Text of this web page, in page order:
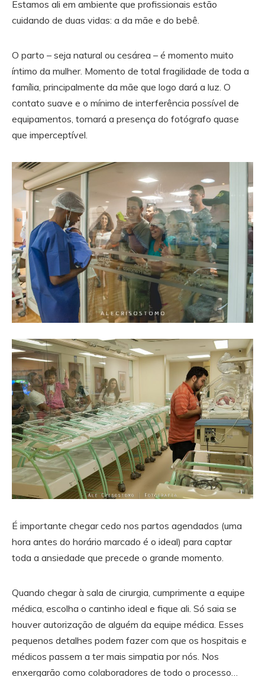
Estamos ali em ambiente que profissionais estão
cuidando de duas vidas: a da mãe e do bebê.
O parto – seja natural ou cesárea – é momento muito
íntimo da mulher. Momento de total fragilidade de toda a
família, principalmente da mãe que logo dará a luz. O
contato suave e o mínimo de interferência possível de
equipamentos, tornará a presença do fotógrafo quase
que imperceptível.
É importante chegar cedo nos partos agendados (uma
hora antes do horário marcado é o ideal) para captar
toda a ansiedade que precede o grande momento.
Quando chegar à sala de cirurgia, cumprimente a equipe
médica, escolha o cantinho ideal e fique ali. Só saia se
houver autorização de alguém da equipe médica. Esses
pequenos detalhes podem fazer com que os hospitais e
médicos passem a ter mais simpatia por nós. Nos
enxergarão como colaboradores de todo o processo…